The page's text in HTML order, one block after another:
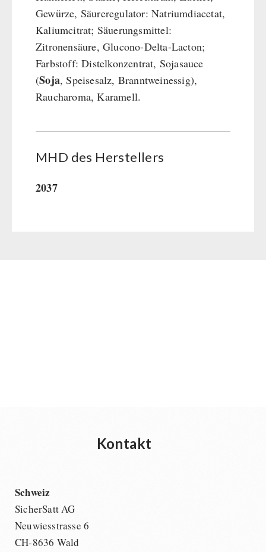
Gewürze, Säureregulator: Natriumdiacetat,
Kaliumcitrat; Säuerungsmittel:
Zitronensäure, Glucono-Delta-Lacton;
Farbstoff: Distelkonzentrat, Sojasauce
(Soja, Speisesalz, Branntweinessig),
Raucharoma, Karamell.
MHD des Her­stel­lers
2037
Kontakt
Schweiz
SicherSatt AG
Neuwiesstrasse 6
CH-8636 Wald